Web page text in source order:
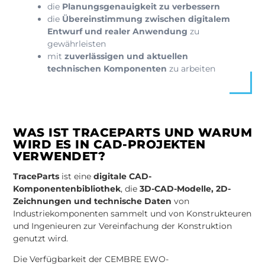
die Planungsgenauigkeit zu verbessern
die Übereinstimmung zwischen digitalem
Entwurf und realer Anwendung zu
gewährleisten
mit zuverlässigen und aktuellen
technischen Komponenten zu arbeiten
WAS IST TRACEPARTS UND WARUM
WIRD ES IN CAD-PROJEKTEN
VERWENDET?
TraceParts ist eine digitale CAD-
Komponentenbibliothek, die 3D-CAD-Modelle, 2D-
Zeichnungen und technische Daten von
Industriekomponenten sammelt und von Konstrukteuren
und Ingenieuren zur Vereinfachung der Konstruktion
genutzt wird.
Die Verfügbarkeit der CEMBRE EWO-